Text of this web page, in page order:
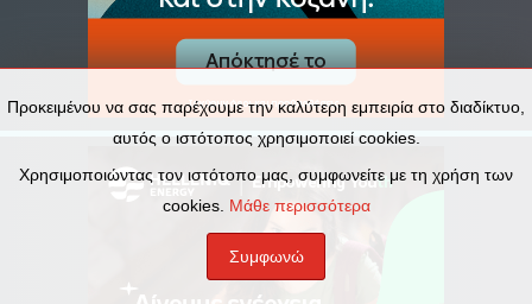
Προκειμένου να σας παρέχουμε την καλύτερη εμπειρία στο διαδίκτυο,
αυτός ο ιστότοπος χρησιμοποιεί cookies.
Χρησιμοποιώντας τον ιστότοπο μας, συμφωνείτε με τη χρήση των
cookies. Μάθε περισσότερα
Συμφωνώ